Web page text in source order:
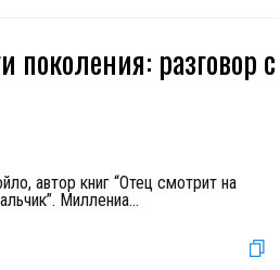
поколения: разговор с
автор книг “Отец смотрит на
Миллениа...